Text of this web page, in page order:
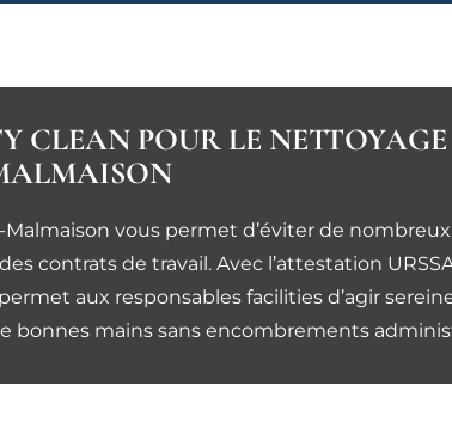
CLEAN POUR LE
vous permet d’éviter de
contrats de travail. Avec l’attestation
aux responsables facilities d’agir
bonnes mains sans encombrements